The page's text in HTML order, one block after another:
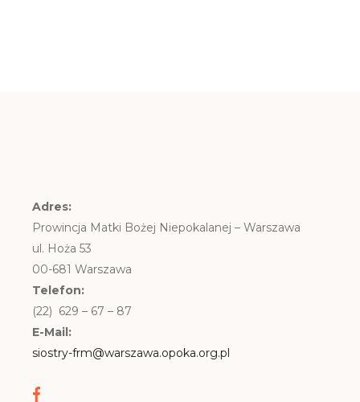
Adres:
Prowincja Matki Bożej Niepokalanej – Warszawa
ul. Hoża 53
00-681 Warszawa
Telefon:
(22) 629 – 67 – 87
E-Mail:
siostry-frm@warszawa.opoka.org.pl